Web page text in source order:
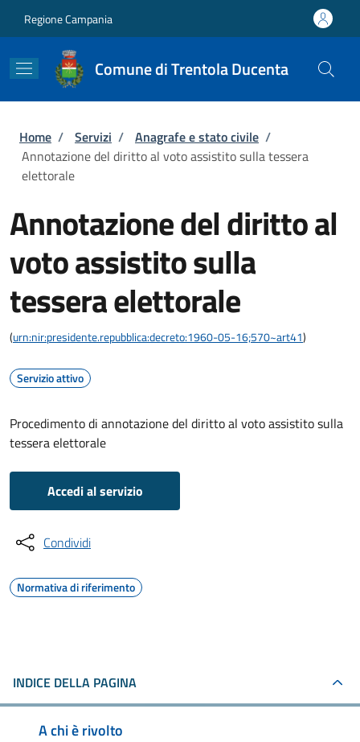
Regione Campania
Comune di Trentola Ducenta
Briciole di pane
Home / Servizi / Anagrafe e stato civile /
Annotazione del diritto al voto assistito sulla tessera
elettorale
Annotazione del diritto al
voto assistito sulla
tessera elettorale
(urn:nir:presidente.repubblica:decreto:1960-05-16;570~art41)
Servizio attivo
Procedimento di annotazione del diritto al voto assistito sulla
tessera elettorale
Accedi al servizio
Condividi
Normativa di riferimento
INDICE DELLA PAGINA
A chi è rivolto